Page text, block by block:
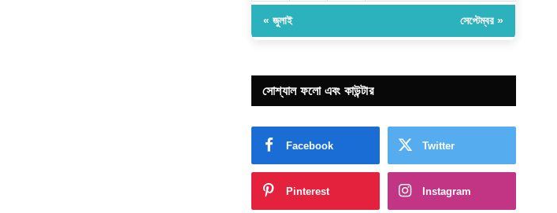
« জুলাই সেপ্টেম্বর »
সোশ্যাল ফলো এবং কাউন্টার
Facebook Twitter
Pinterest Instagram